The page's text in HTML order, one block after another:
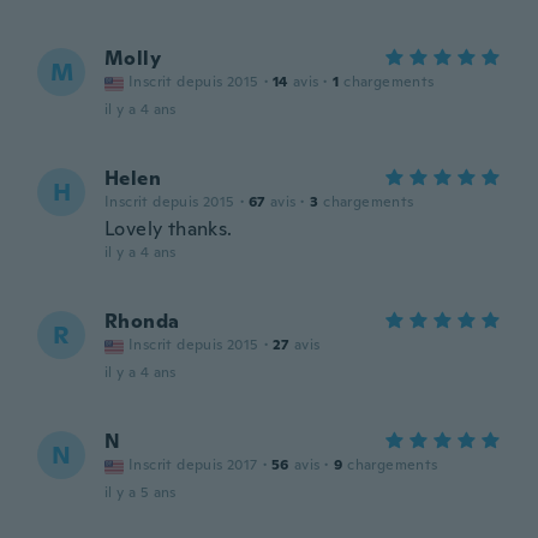
M Molly
Inscrit depuis 2015 · 14 avis · 1 chargements
il y a 4 ans
H Helen
Inscrit depuis 2015 · 67 avis · 3 chargements
Lovely thanks.
il y a 4 ans
R Rhonda
Inscrit depuis 2015 · 27 avis
il y a 4 ans
N N
Inscrit depuis 2017 · 56 avis · 9 chargements
il y a 5 ans